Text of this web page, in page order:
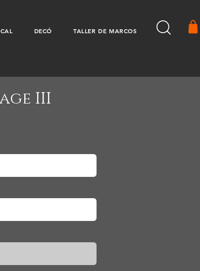
DECÓ TALLER DE MARCOS
III